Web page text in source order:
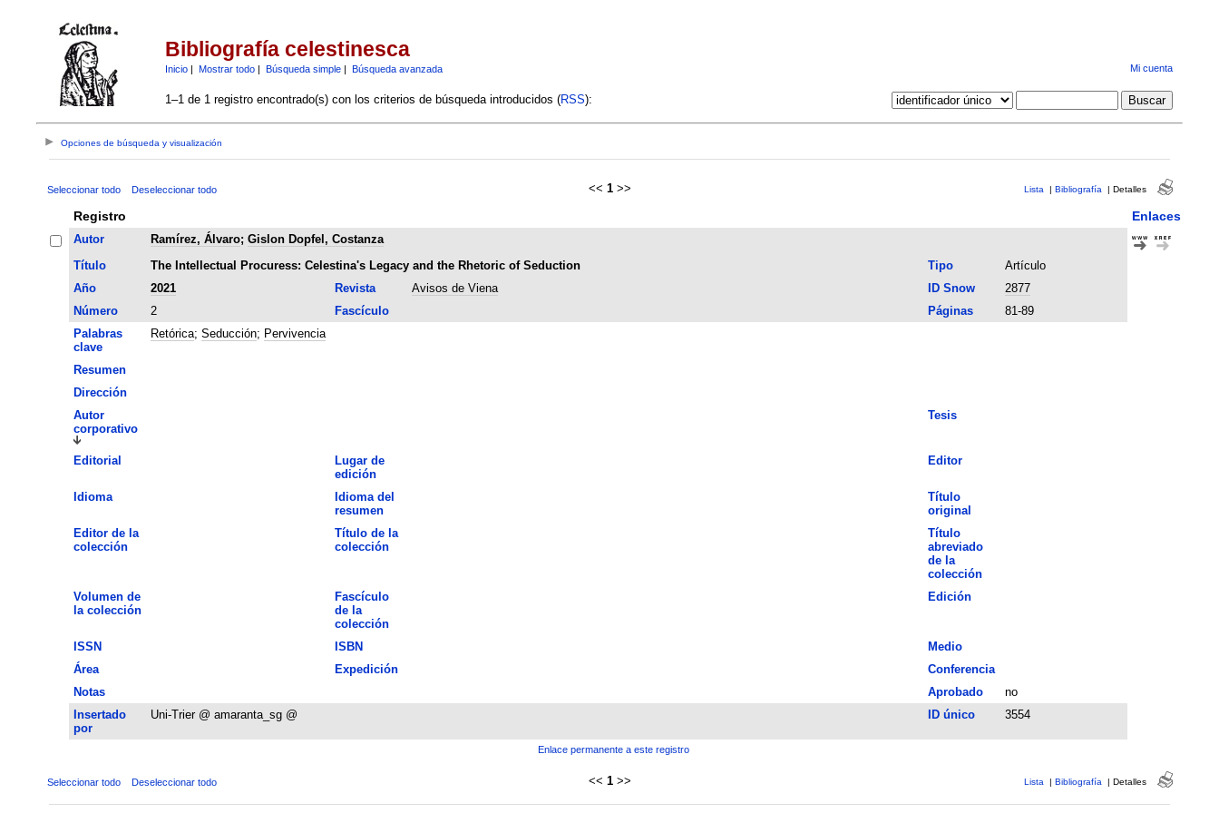
Bibliografía celestinesca
Inicio| Mostrar todo| Búsqueda simple| Búsqueda avanzada Mi cuenta
1–1 de 1 registro encontrado(s) con los criterios de búsqueda introducidos (RSS):
Opciones de búsqueda y visualización
Seleccionar todo Deseleccionar todo << 1 >> Lista | Bibliografía | Detalles
Registro Enlaces
Autor Ramírez, Álvaro; Gislon Dopfel, Costanza
Título
The Intellectual Procuress: Celestina's Legacy and the Rhetoric of Seduction Tipo
Artículo
Año
2021 Revista Avisos de Viena ID Snow
2877
Número
2 Fascículo Páginas
81-89
Palabras
clave
Retórica; Seducción; Pervivencia
Resumen
Dirección
Autor
corporativo
Tesis
Editorial
Lugar de
edición
Editor
Idioma
Idioma del
resumen
Título
original
Editor de la
colección
Título de la
colección
Título
abreviado
de la
colección
Volumen de
la colección
Fascículo
de la
colección
Edición
ISSN ISBN
Medio
Área
Expedición
Conferencia
Notas
Aprobado
no
Insertado
por
Uni-Trier @ amaranta_sg @ ID único 3554
Enlace permanente a este registro
Seleccionar todo Deseleccionar todo << 1 >> Lista | Bibliografía | Detalles